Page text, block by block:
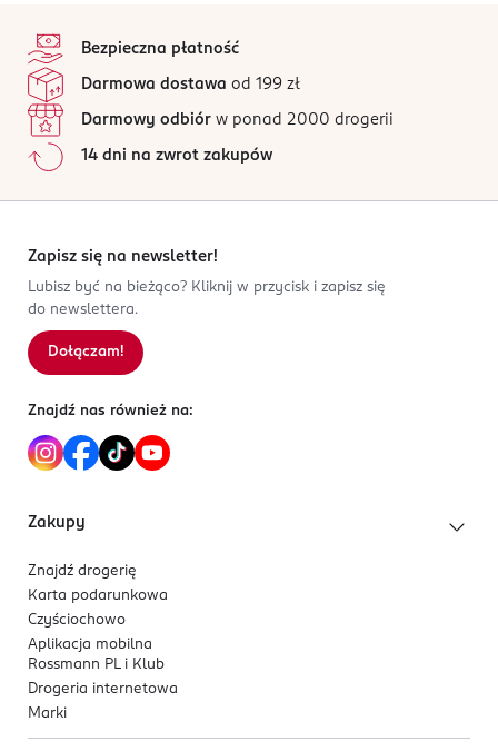
w tym cukry:
Błonnik:
Białko:
Sól:
PRODUCENT/PODMIOT ODPOWIEDZIALNY
UNIGRA SPA
Via Gardizza, 9B
48017
CONSELICE
info.clienti@unigra.it
Kod EAN
8 003180 044576
Wszystkie opinie są zweryfikowane zakupem.
4
0%
2
1
0%
Sortowanie wg
Bezpieczna płatność
Darmowa dostawa od 199 zł
Darmowy odbiór w ponad 2000 drogerii
14 dni na zwrot zakupów
Zapisz się na newsletter!
Lubisz być na bieżąco? Kliknij w przycisk i zapisz się
do newslettera.
Dołączam!
Znajdź nas również na:
Zakupy
Znajdź drogerię
Karta podarunkowa
Czyściochowo
Aplikacja mobilna
Rossmann PL i Klub
Drogeria internetowa
Marki